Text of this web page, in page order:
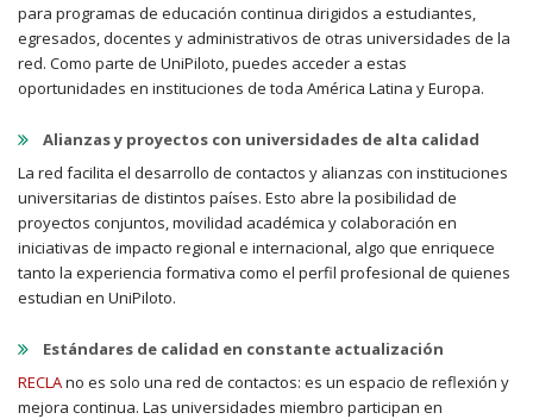
para programas de educación continua dirigidos a estudiantes,
egresados, docentes y administrativos de otras universidades de la
red. Como parte de UniPiloto, puedes acceder a estas
oportunidades en instituciones de toda América Latina y Europa.
Alianzas y proyectos con universidades de alta calidad
La red facilita el desarrollo de contactos y alianzas con instituciones
universitarias de distintos países. Esto abre la posibilidad de
proyectos conjuntos, movilidad académica y colaboración en
iniciativas de impacto regional e internacional, algo que enriquece
tanto la experiencia formativa como el perfil profesional de quienes
estudian en UniPiloto.
Estándares de calidad en constante actualización
RECLAno es solo una red de contactos: es un espacio de reflexión y
mejora continua. Las universidades miembro participan en